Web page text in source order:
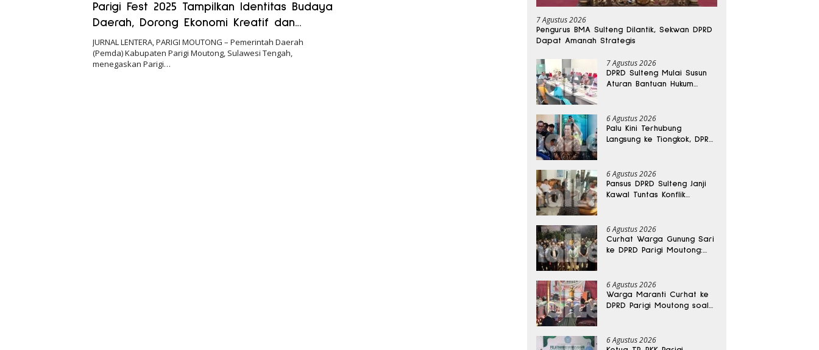
Parigi Fest 2025 Tampilkan Identitas Budaya
Daerah, Dorong Ekonomi Kreatif dan
Pariwisata
JURNAL LENTERA, PARIGI MOUTONG – Pemerintah Daerah
(Pemda) Kabupaten Parigi Moutong, Sulawesi Tengah,
menegaskan Parigi…
7 Agustus 2026
Pengurus BMA Sulteng Dilantik, Sekwan DPRD
Dapat Amanah Strategis
7 Agustus 2026
DPRD Sulteng Mulai Susun
Aturan Bantuan Hukum
6 Agustus 2026
Palu Kini Terhubung
Langsung ke Tiongkok, DPRD
6 Agustus 2026
Pansus DPRD Sulteng Janji
Kawal Tuntas Konflik
6 Agustus 2026
Curhat Warga Gunung Sari
ke DPRD Parigi Moutong:
6 Agustus 2026
Warga Maranti Curhat ke
DPRD Parigi Moutong soal
Bersalin
6 Agustus 2026